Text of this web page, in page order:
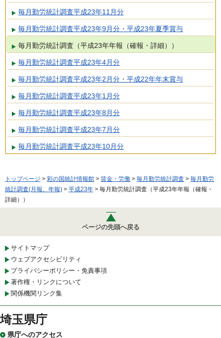
毎月勤労統計調査平成23年11月分
毎月勤労統計調査平成23年9月分・平成23年夏季賞与
毎月勤労統計調査（平成23年年報（確報・詳細））
毎月勤労統計調査平成23年4月分
毎月勤労統計調査平成23年2月分・平成22年年末賞与
毎月勤労統計調査平成23年1月分
毎月勤労統計調査平成23年8月分
毎月勤労統計調査平成23年7月分
毎月勤労統計調査平成23年10月分
トップページ > 彩の国統計情報館 > 賃金・労働 > 毎月勤労統計調査 > 毎月勤労
統計調査(月報、年報) > 平成23年 > 毎月勤労統計調査（平成23年年報（確報・
詳細））
ページの先頭へ戻る
サイトマップ
ウェブアクセシビリティ
プライバシーポリシー・免責事項
著作権・リンクについて
関係機関リンク集
埼玉県庁
県庁へのアクセス